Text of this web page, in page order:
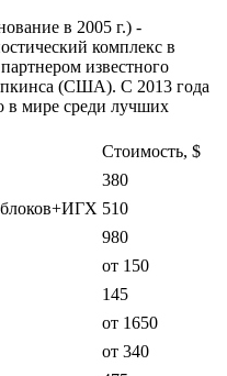
в 2005 г.) -
комплекс в
известного
(США). С 2013 года
в мире среди лучших
Стоимость, $
380
блоков+ИГХ 510
980
от 150
145
от 1650
от 340